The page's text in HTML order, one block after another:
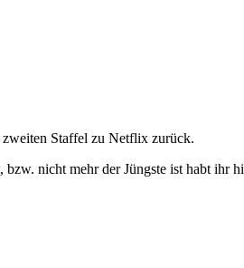
Staffel zu Netflix zurück.
nicht mehr der Jüngste ist habt ihr